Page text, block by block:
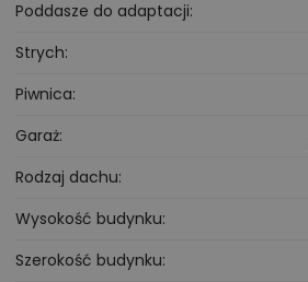
Poddasze do adaptacji
Strych
Piwnica
Garaż
Rodzaj dachu
Wysokość budynku
Szerokość budynku